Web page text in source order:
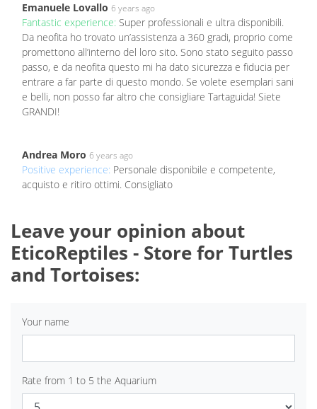
Emanuele Lovallo 6 years ago
Fantastic experience: Super professionali e ultra disponibili.
Da neofita ho trovato un’assistenza a 360 gradi, proprio come
promettono all’interno del loro sito. Sono stato seguito passo
passo, e da neofita questo mi ha dato sicurezza e fiducia per
entrare a far parte di questo mondo. Se volete esemplari sani
e belli, non posso far altro che consigliare Tartaguida! Siete
GRANDI!
Andrea Moro 6 years ago
Positive experience: Personale disponibile e competente,
acquisto e ritiro ottimi. Consigliato
Leave your opinion about
EticoReptiles - Store for Turtles
and Tortoises:
Your name
Rate from 1 to 5 the Aquarium